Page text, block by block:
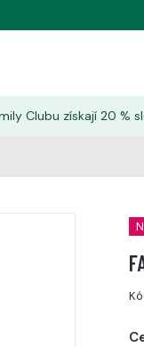
Clubu získají 20 %